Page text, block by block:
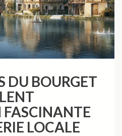
DU BOURGET
FASCINANTE
LOCALE